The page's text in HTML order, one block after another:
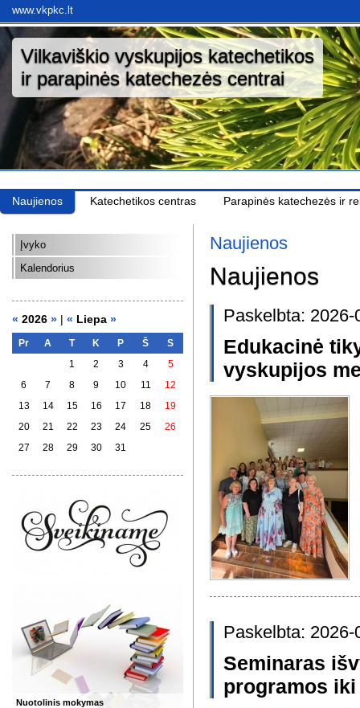
www.vkpkc.lt
Vilkaviškio vyskupijos katechetikos
ir parapinės katechezės centrai
Naujienos Katechetikos centras Parapinės katechezės ir
Įvyko
Kalendorius
« 2026 » | « Liepa »
Pr A T K P Š
S
1
2 3 4
5
6
7 8 9 10 11
12
13
14 15 16 17 18
19
20
21 22 23 24 25
26
27
28 29 30 31
Nuotolinis mokymas
Naujienos
Naujienos
Paskelbta: 2026-
Edukacinė
vyskupijos
Paskelbta: 2026-
Seminaras
programos